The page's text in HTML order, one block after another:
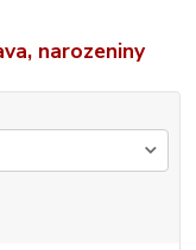
narozeniny